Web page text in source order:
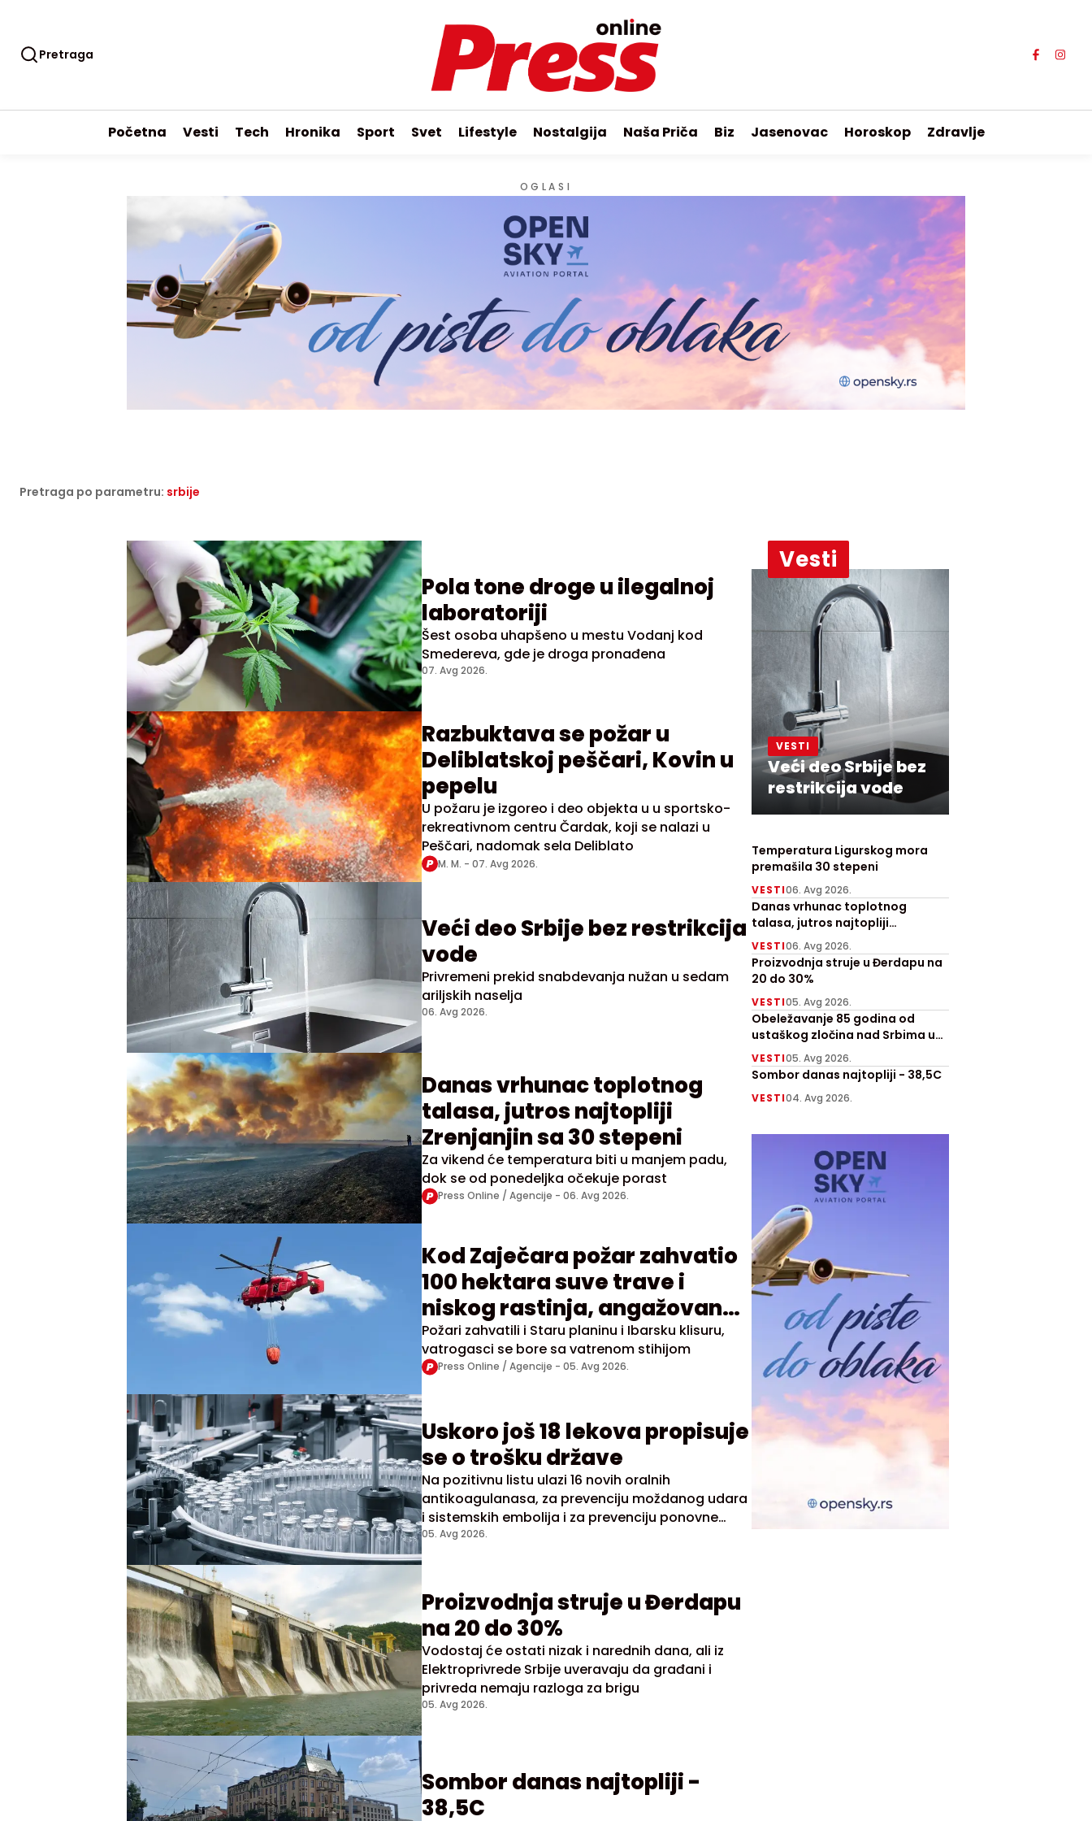
Pretraga
Početna Vesti Tech Hronika Sport Svet Lifestyle Nostalgija Naša Priča Biz Jasenovac Horoskop Zdravlje
OGLASI
Pretraga po parametru: srbije
Pola tone droge u ilegalnoj
laboratoriji
Šest osoba uhapšeno u mestu Vodanj kod
Smedereva, gde je droga pronađena
07. Avg 2026.
Razbuktava se požar u
Deliblatskoj peščari, Kovin u
pepelu
U požaru je izgoreo i deo objekta u u sportsko-
rekreativnom centru Čardak, koji se nalazi u
Peščari, nadomak sela Deliblato
M. M. - 07. Avg 2026.
Veći deo Srbije bez restrikcija
vode
Privremeni prekid snabdevanja nužan u sedam
ariljskih naselja
06. Avg 2026.
Danas vrhunac toplotnog
talasa, jutros najtopliji
Zrenjanjin sa 30 stepeni
Za vikend će temperatura biti u manjem padu,
dok se od ponedeljka očekuje porast
Press Online / Agencije - 06. Avg 2026.
Kod Zaječara požar zahvatio
100 hektara suve trave i
niskog rastinja, angažovan
"Kamov"
Požari zahvatili i Staru planinu i Ibarsku klisuru,
vatrogasci se bore sa vatrenom stihijom
Press Online / Agencije - 05. Avg 2026.
Uskoro još 18 lekova propisuje
se o trošku države
Na pozitivnu listu ulazi 16 novih oralnih
antikoagulanasa, za prevenciju moždanog udara
i sistemskih embolija i za prevenciju ponovne
duboke venske tromboze i plućne embolije
05. Avg 2026.
Proizvodnja struje u Đerdapu
na 20 do 30%
Vodostaj će ostati nizak i narednih dana, ali iz
Elektroprivrede Srbije uveravaju da građani i
privreda nemaju razloga za brigu
05. Avg 2026.
Sombor danas najtopliji -
38,5C
Vesti
VESTI
Veći deo Srbije bez
restrikcija vode
Temperatura Ligurskog mora
premašila 30 stepeni
VESTI06. Avg 2026.
Danas vrhunac toplotnog
talasa, jutros najtopliji
Zrenjanjin sa 30 stepeni
VESTI06. Avg 2026.
Proizvodnja struje u Đerdapu na
20 do 30%
VESTI05. Avg 2026.
Obeležavanje 85 godina od
ustaškog zločina nad Srbima u
Prebilovcima
VESTI05. Avg 2026.
Sombor danas najtopliji - 38,5C
VESTI04. Avg 2026.